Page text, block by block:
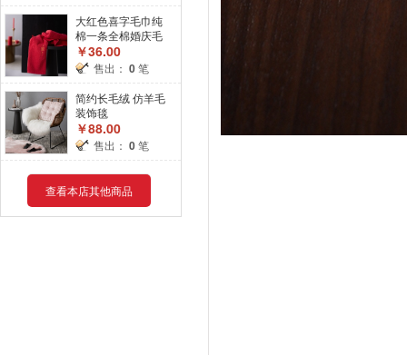
大红色喜字毛巾纯
棉一条全棉婚庆毛
巾情侣装结婚新婚
礼品
￥36.00
售出： 0笔
简约长毛绒 仿羊毛
装饰毯
￥88.00
售出： 0笔
查看本店其他商品